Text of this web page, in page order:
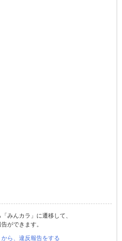
みんカラ」に遷移して、
ができます。
から、違反報告をする